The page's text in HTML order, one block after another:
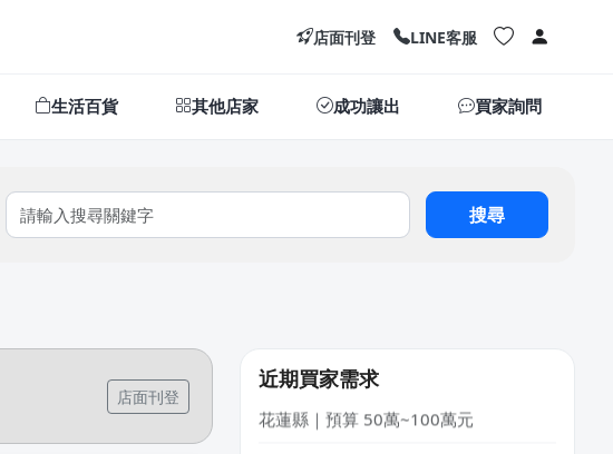
店面刊登 LINE客服
生活百貨 其他店家 成功讓出 買家詢問
搜尋
店面刊登
近期買家需求
劉X儀